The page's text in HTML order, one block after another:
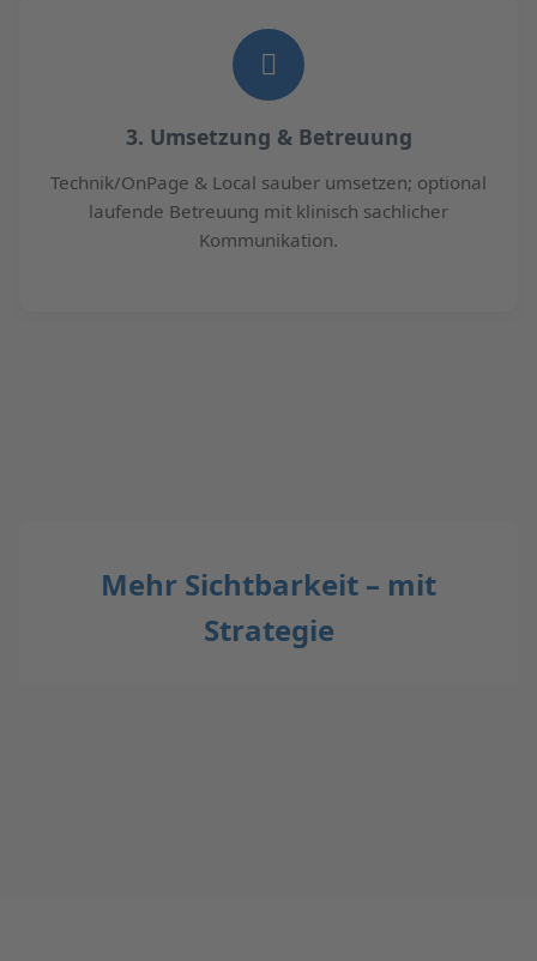
3. Umsetzung & Betreuung
Technik/OnPage & Local sauber umsetzen; optional
laufende Betreuung mit klinisch sachlicher
Kommunikation.
Mehr Sichtbarkeit – mit
Strategie